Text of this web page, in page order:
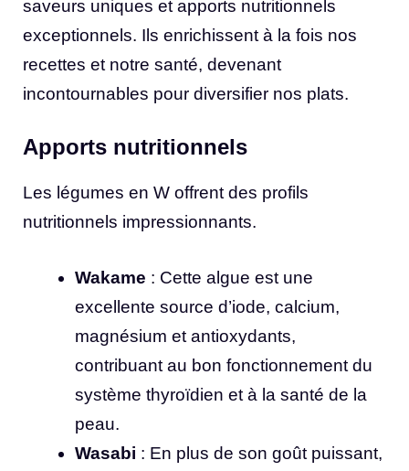
saveurs uniques et apports nutritionnels
exceptionnels. Ils enrichissent à la fois nos
recettes et notre santé, devenant
incontournables pour diversifier nos plats.
Apports nutritionnels
Les légumes en W offrent des profils
nutritionnels impressionnants.
Wakame : Cette algue est une
excellente source d’iode, calcium,
magnésium et antioxydants,
contribuant au bon fonctionnement du
système thyroïdien et à la santé de la
peau.
Wasabi : En plus de son goût puissant,